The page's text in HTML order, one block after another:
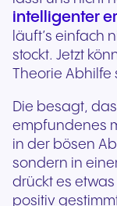
intelligenter
läuft’s einfach
stockt. Jetzt
Theorie Abhilfe
Die besagt,
empfundenes
in der bösen
sondern in
drückt es
positiv